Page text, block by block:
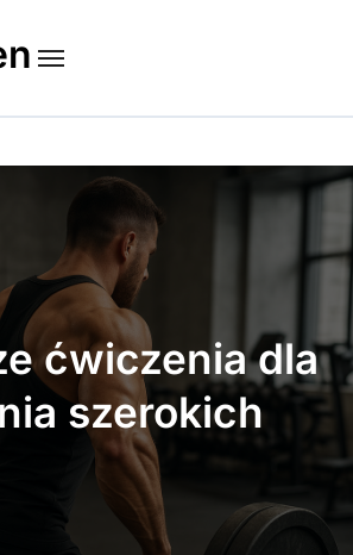
ćwiczenia dla
szerokich